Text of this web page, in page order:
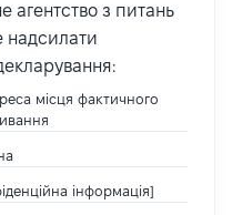
агентство з питань
надсилати
місця фактичного
інформація]